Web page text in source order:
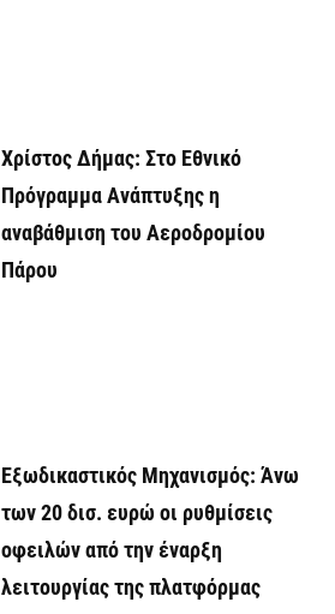
Χρίστος Δήμας: Στο Εθνικό
Πρόγραμμα Ανάπτυξης η
αναβάθμιση του Αεροδρομίου
Πάρου
Εξωδικαστικός Μηχανισμός: Άνω
των 20 δισ. ευρώ οι ρυθμίσεις
οφειλών από την έναρξη
λειτουργίας της πλατφόρμας